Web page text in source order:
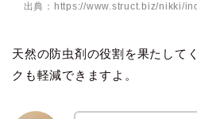
出典：https://www.struct.biz/nikki/
天然の防虫剤の役割を果たして
クも軽減できますよ。